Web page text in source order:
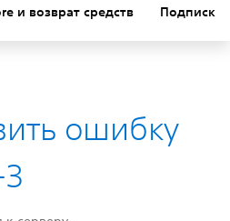
и возврат средств Подписки
ошибку